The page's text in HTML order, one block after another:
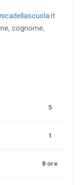
cognome,
5
1
8 ore